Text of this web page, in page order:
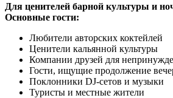
Для ценителей барной культуры и
Основные гости:
Любители авторских коктейлей
Ценители кальянной культуры
Компании друзей для
Гости, ищущие продолжение
Поклонники DJ-сетов и музыки
Туристы и местные жители